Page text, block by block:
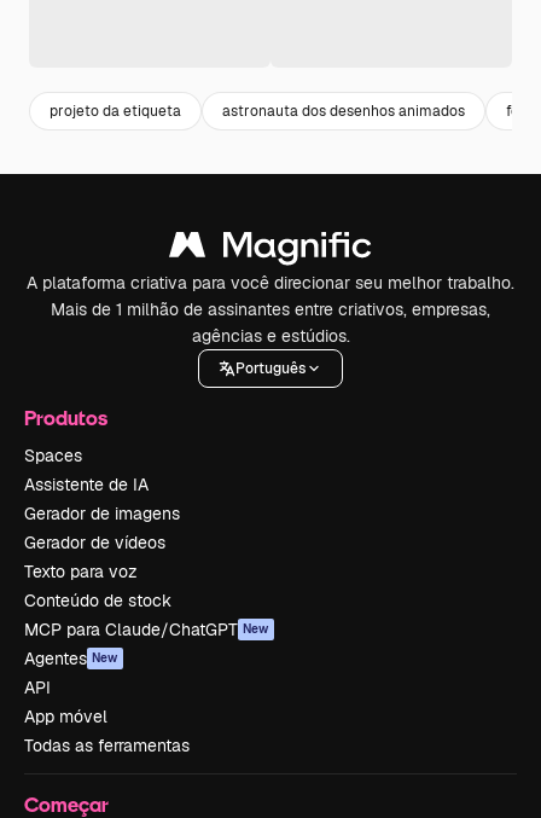
projeto da etiqueta astronauta dos desenhos animados
A plataforma criativa para você direcionar seu melhor trabalho.
Mais de 1 milhão de assinantes entre criativos, empresas,
agências e estúdios.
Português
Produtos
Spaces
Assistente de IA
Gerador de imagens
Gerador de vídeos
Texto para voz
Conteúdo de stock
MCP para Claude/ChatGPT New
Agentes New
API
App móvel
Todas as ferramentas
Começar